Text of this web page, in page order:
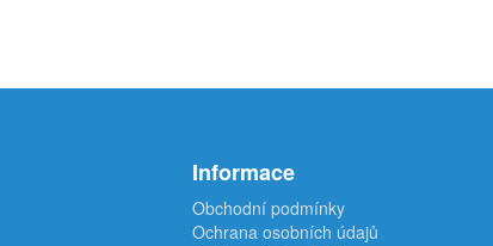
Informace
Obchodní podmínky
Ochrana osobních údajů